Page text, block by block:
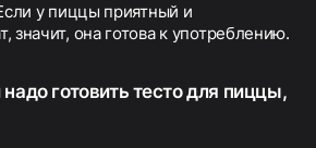
у пиццы приятный и
значит, она готова к употреблению.
готовить тесто для пиццы,